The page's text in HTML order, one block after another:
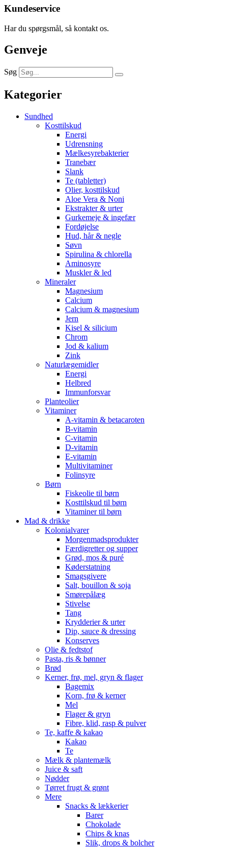
Kundeservice
Har du spørgsmål, så kontakt os.
Genveje
Søg
Kategorier
Sundhed
Kosttilskud
Energi
Udrensning
Mælkesyrebakterier
Tranebær
Slank
Te (tabletter)
Olier, kosttilskud
Aloe Vera & Noni
Ekstrakter & urter
Gurkemeje & ingefær
Fordøjelse
Hud, hår & negle
Søvn
Spirulina & chlorella
Aminosyre
Muskler & led
Mineraler
Magnesium
Calcium
Calcium & magnesium
Jern
Kisel & silicium
Chrom
Jod & kalium
Zink
Naturlægemidler
Energi
Helbred
Immunforsvar
Planteolier
Vitaminer
A-vitamin & betacaroten
B-vitamin
C-vitamin
D-vitamin
E-vitamin
Multivitaminer
Folinsyre
Børn
Fiskeolie til børn
Kosttilskud til børn
Vitaminer til børn
Mad & drikke
Kolonialvarer
Morgenmadsprodukter
Færdigretter og supper
Grød, mos & puré
Køderstatning
Smagsgivere
Salt, bouillon & soja
Smørepålæg
Stivelse
Tang
Krydderier & urter
Dip, sauce & dressing
Konserves
Olie & fedtstof
Pasta, ris & bønner
Brød
Kerner, frø, mel, gryn & flager
Bagemix
Korn, frø & kerner
Mel
Flager & gryn
Fibre, klid, rasp & pulver
Te, kaffe & kakao
Kakao
Te
Mælk & plantemælk
Juice & saft
Nødder
Tørret frugt & grønt
Mere
Snacks & lækkerier
Barer
Chokolade
Chips & knas
Slik, drops & bolcher